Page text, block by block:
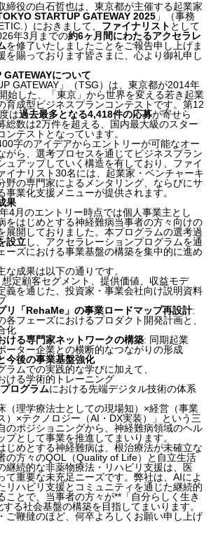
締役の白石哲也は、東京都が主催する起業家
STARTUP GATEWAY 2025 」（事務
）におきまして、 ファイナリスト として
年3月までの約6ヶ月間にわたるアクセラレ
を修了いたしましたことをご報告申し上げま
を賜っております皆さまに、心より御礼申し
について
GATEWAY」（TSG）は、東京都が2014年
始した、「東京」から世界を変える若き起業
育成型ビジネスプランコンテストです。第12
は過去最多となる4,418件の応募が寄せら
総数は2万件を超える、国内最大級のスター
ンテストとなっています。
字のアイデアからエントリーが可能なオー
がら、選考プロセスを通じてビジネスプラン
ュアップしていく構造を有しており、ファイ
イナリスト30名には、起業家・ベンチャーキ
野の専門家によるメンタリング、ならびにサ
事業化支援メニューが提供されます。
果
4月のエントリー時点では個人事業主とし
をはじめとする神経難病当事者の方々向けの
展開しておりました。本プログラムの選考過
設立し、アクセラレーションプログラムを通
ーズにおける事業基盤の構築を集中的に進め
な成果は以下の通りです。
想定顧客セグメント、提供価値、収益モデ
義を通じた、投資家・事業会社向け説明資料
リ「RehaMe」の事業ロードマップ再設計:
各フェーズにおけるプロダクト開発計画と、
化
ける専門家ネットワークの構築: 同期起業
ーター企業との横断的なつながりの形成
今後の事業基盤強化
ラムでの実践的な学びに加えて、
ける学術的トレーニング
ログラムにおける先端デジタル技術の体系
（理学療法士としての現場知）×経営（事業
）×テクノロジー（AI・DX実装）」という三
のポジショニングから、神経難病領域のヘル
プとして事業を推進してまいります。
じめとする神経難病は、根治療法が未確立な
の方々のQOL（Quality of Life）と自立生活
継続的な非薬物療法・リハビリ支援は、医
て重要な未充足ニーズです。弊社は、AIによ
リハビリ支援とコミュニティを通じた継続的
ことで、当事者の方々が**「自分らしく生き
る社会基盤の構築を目指してまいります。
ご鞭撻のほど、何卒よろしくお願い申し上げ